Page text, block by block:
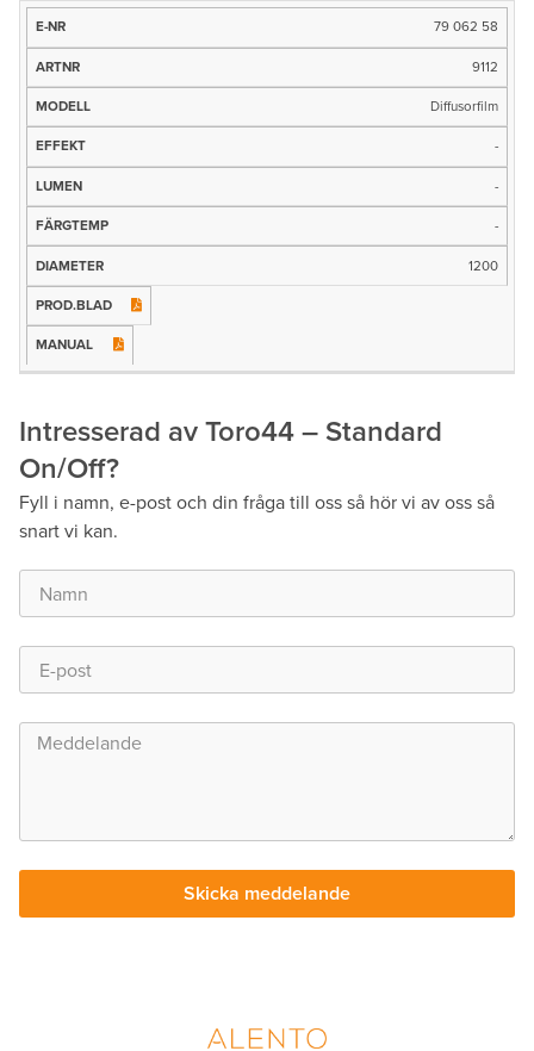
79 062 58
9112
Diffusorfilm
-
-
-
1200
Intresserad av Toro44 – Standard
On/Off?
Fyll i namn, e-post och din fråga till oss så hör vi av oss så
snart vi kan.
Skicka meddelande